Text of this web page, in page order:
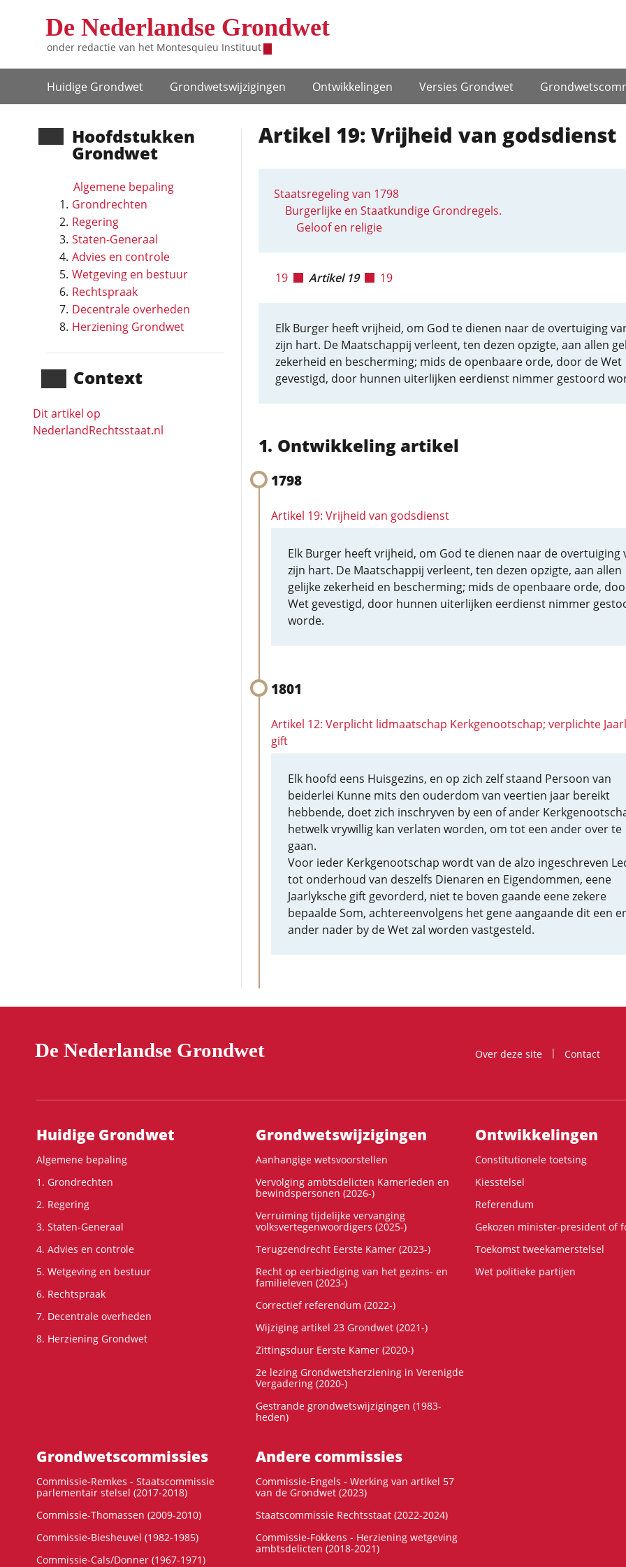
De Nederlandse Grondwet
onder redactie van het Montesquieu Instituut
Hoofdnavigatie
Huidige Grondwet Grondwets­wijzigingen Ontwikke­lingen Versies Grondwet
Hoofd­stukken
Grondwet
Algemene bepaling
Grondrechten
Regering
Staten-Generaal
Advies en controle
Wetgeving en bestuur
Rechtspraak
Decentrale overheden
Herziening Grondwet
Context
Dit artikel op
NederlandRechts­staat.nl
Artikel 19: Vrijheid van godsdienst
Staatsregeling van 1798
Burgerlijke en Staatkundige Grondregels.
Geloof en religie
19 Artikel 19 19
Elk Burger heeft vrijheid, om God te dienen naar de overtuiging
zijn hart. De Maatschappij verleent, ten dezen opzigte, aan allen
zekerheid en bescherming; mids de openbaare orde, door de Wet
gevestigd, door hunnen uiterlijken eerdienst nimmer gestoord
Ontwikkeling artikel
1798
Artikel 19: Vrijheid van godsdienst
Elk Burger heeft vrijheid, om God te dienen naar de overtuiging
zijn hart. De Maatschappij verleent, ten dezen opzigte, aan allen
gelijke zekerheid en bescherming; mids de openbaare orde,
Wet gevestigd, door hunnen uiterlijken eerdienst nimmer
worde.
1801
Artikel 12: Verplicht lidmaatschap Kerkgenootschap; verplichte
gift
Elk hoofd eens Huisgezins, en op zich zelf staand Persoon van
beiderlei Kunne mits den ouderdom van veertien jaar bereikt
hebbende, doet zich inschryven by een of ander
hetwelk vrywillig kan verlaten worden, om tot een ander over te
gaan.
Voor ieder Kerkgenootschap wordt van de alzo ingeschreven
tot onderhoud van deszelfs Dienaren en Eigendommen, eene
Jaarlyksche gift gevorderd, niet te boven gaande eene zekere
bepaalde Som, achtereenvolgens het gene aangaande dit een
ander nader by de Wet zal worden vastgesteld.
De Nederlandse Grondwet Over deze site
Contact
Hoofdnavigatie
Huidige Grondwet
Algemene bepaling
1. Grondrechten
2. Regering
3. Staten-Generaal
4. Advies en controle
5. Wetgeving en bestuur
6. Rechtspraak
7. Decentrale overheden
8. Herziening Grondwet
Grondwets­wijzigingen
Aanhangige wetsvoorstellen
Vervolging ambtsdelicten Kamerleden en
bewindspersonen (2026-)
Verruiming tijdelijke vervanging
volksvertegenwoordigers (2025-)
Terugzendrecht Eerste Kamer (2023-)
Recht op eerbiediging van het gezins- en
familieleven (2023-)
Correctief referendum (2022-)
Wijziging artikel 23 Grondwet (2021-)
Zittingsduur Eerste Kamer (2020-)
2e lezing Grondwetsherziening in Verenigde
Vergadering (2020-)
Gestrande grondwetswijzigingen (1983-
heden)
Ontwikke­lingen
Constitutionele toetsing
Kiesstelsel
Referendum
Gekozen minister-president of
Toekomst tweekamerstelsel
Wet politieke partijen
Grondwets­commissies
Commissie-Remkes - Staatscommissie
parlementair stelsel (2017-2018)
Commissie-Thomassen (2009-2010)
Commissie-Biesheuvel (1982-1985)
Commissie-Cals/Donner (1967-1971)
Andere commissies
Commissie-Engels - Werking van artikel 57
van de Grondwet (2023)
Staatscommissie Rechtsstaat (2022-2024)
Commissie-Fokkens - Herziening wetgeving
ambtsdelicten (2018-2021)